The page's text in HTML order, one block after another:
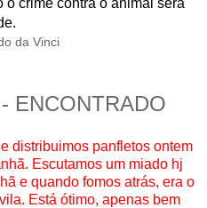
da Vinci
ENCONTRADO
distribuimos panfletos ontem
Escutamos um miado hj
e quando fomos atrás, era o
Está ótimo, apenas bem